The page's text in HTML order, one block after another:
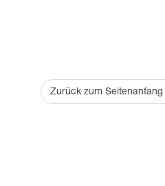
Zurück zum Seitenanfang